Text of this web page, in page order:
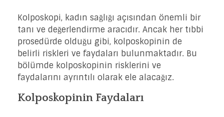
Kolposkopi, kadın sağlığı açısından önemli bir
tanı ve değerlendirme aracıdır. Ancak her tıbbi
prosedürde olduğu gibi, kolposkopinin de
belirli riskleri ve faydaları bulunmaktadır. Bu
bölümde kolposkopinin risklerini ve
faydalarını ayrıntılı olarak ele alacağız.
Kolposkopinin Faydaları